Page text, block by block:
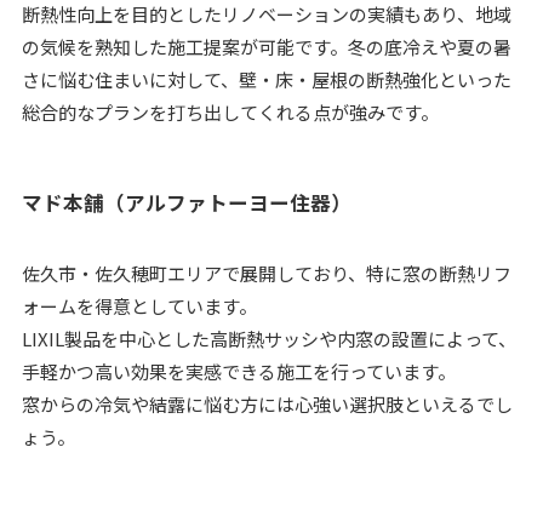
断熱性向上を目的としたリノベーションの実績もあり、地域
の気候を熟知した施工提案が可能です。冬の底冷えや夏の暑
さに悩む住まいに対して、壁・床・屋根の断熱強化といった
総合的なプランを打ち出してくれる点が強みです。
マド本舗（アルファトーヨー住器）
佐久市・佐久穂町エリアで展開しており、特に窓の断熱リフ
ォームを得意としています。
LIXIL製品を中心とした高断熱サッシや内窓の設置によって、
手軽かつ高い効果を実感できる施工を行っています。
窓からの冷気や結露に悩む方には心強い選択肢といえるでし
ょう。